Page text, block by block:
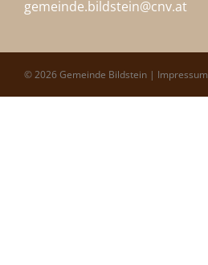
gemeinde.bildstein@cnv.at
© 2026 Gemeinde Bildstein | Impressum